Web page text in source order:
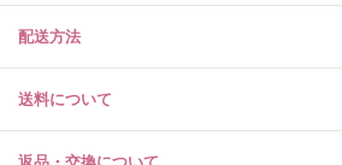
配送方法
送料について